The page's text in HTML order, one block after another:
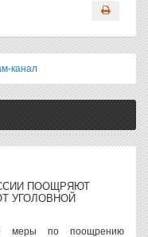
канал
ПООЩРЯЮТ
УГОЛОВНОЙ
меры по поощрению